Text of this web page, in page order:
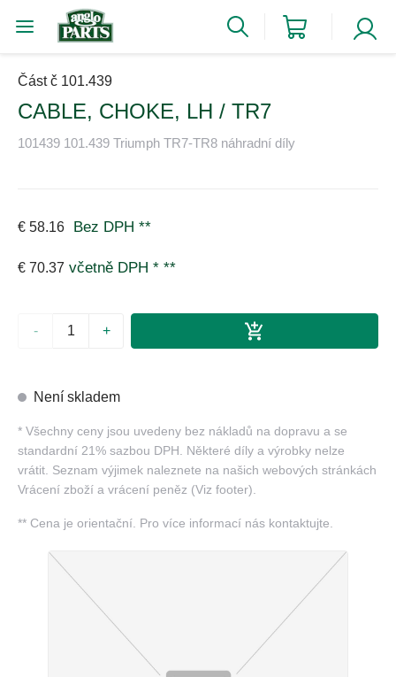
Část č 101.439
CABLE, CHOKE, LH / TR7
101439 101.439 Triumph TR7-TR8 náhradní díly
€ 58.16 Bez DPH **
€ 70.37 včetně DPH * **
- +
Není skladem
* Všechny ceny jsou uvedeny bez nákladů na dopravu a se
standardní 21% sazbou DPH. Některé díly a výrobky nelze
vrátit. Seznam výjimek naleznete na našich webových stránkách
Vrácení zboží a vrácení peněz (Viz footer).
** Cena je orientační. Pro více informací nás kontaktujte.